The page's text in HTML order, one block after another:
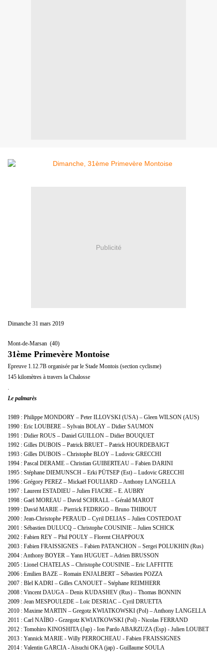
Publicité
Dimanche 31 mars 2019
Mont-de-Marsan (40)
31ème Primevère Montoise
Epreuve 1.12.7B organisée par le Stade Montois (section cyclisme)
145 kilomètres à travers la Chalosse
.
Le palmarès
1989 : Philippe MONDORY – Peter ILLOVSKI (USA) – Gleen WILSON (AUS)
1990 : Eric LOUBERE – Sylvain BOLAY – Didier SAUMON
1991 : Didier ROUS – Daniel GUILLON – Didier BOUQUET
1992 : Gilles DUBOIS – Patrick BRUET – Patrick HOURDEBAIGT
1993 : Gilles DUBOIS – Christophe BLOY – Ludovic GRECCHI
1994 : Pascal DERAME – Christian GUIBERTEAU – Fabien DARINI
1995 : Stéphane DIEMUNSCH – Erki PÜTSEP (Est) – Ludovic GRECCHI
1996 : Grégory PEREZ – Mickaël FOULIARD – Anthony LANGELLA
1997 : Laurent ESTADIEU – Julien FIACRE – E. AUBRY
1998 : Gaël MOREAU – David SCHRALL – Gérald MAROT
1999 : David MARIE – Pierrick FEDRIGO – Bruno THIBOUT
2000 : Jean-Christophe PERAUD – Cyril DELIAS – Julien COSTEDOAT
2001 : Sébastien DULUCQ – Christophe COUSINIE – Julien SCHICK
2002 : Fabien REY – Phil POULY – Florent CHAPPOUX
2003 : Fabien FRAISSIGNES – Fabien PATANCHON – Sergei POLUKHIN (Rus)
2004 : Anthony BOYER – Yann HUGUET – Adrien BRUSSON
2005 : Lionel CHATELAS – Christophe COUSINIE – Eric LAFFITTE
2006 : Emilien BAZE – Romain ENJALBERT – Sébastien POZZA
2007 : Blel KADRI – Gilles CANOUET – Stéphane REIMHERR
2008 : Vincent DAUGA – Denis KUDASHEV (Rus) – Thomas BONNIN
2009 : Jean MESPOULEDE – Loïc DESRIAC – Cyril DRUETTA
2010 : Maxime MARTIN – Gregotz KWIATKOWSKI (Pol) – Anthony LANGELLA
2011 : Carl NAÏBO - Grzegotz KWIATKOWSKI (Pol) - Nicolas FERRAND
2012 : Tomohiro KINOSHITA (Jap) - Ion Pardo ABARZUZA (Esp) - Julien LOUBET
2013 : Yannick MARIE - Willy PERROCHEAU - Fabien FRAISSIGNES
2014 : Valentin GARCIA - Aïsuchi OKA (jap) - Guillaume SOULA